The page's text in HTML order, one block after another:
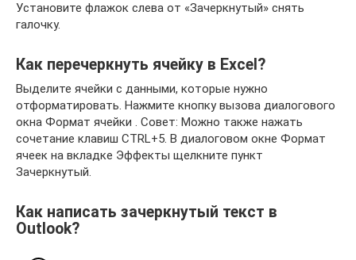
Установите флажок слева от «Зачеркнутый» снять
галочку.
Как перечеркнуть ячейку в Excel?
Выделите ячейки с данными, которые нужно
отформатировать. Нажмите кнопку вызова диалогового
окна Формат ячейки . Совет: Можно также нажать
сочетание клавиш CTRL+5. В диалоговом окне Формат
ячеек на вкладке Эффекты щелкните пункт
Зачеркнутый.
Как написать зачеркнутый текст в
Outlook?